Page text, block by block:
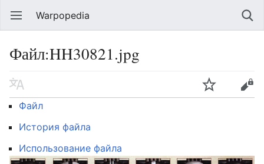
Warpopedia
Файл:HH30821.jpg
Файл
История файла
Использование файла